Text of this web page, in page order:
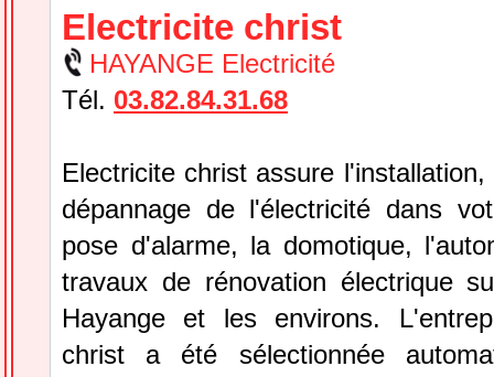
Electricite christ
HAYANGE Electricité
Tél. 03.82.84.31.68
Electricite christ assure
dépannage de l'électricité dans
pose d'alarme, la domotique,
travaux de rénovation électrique
Hayange et les environs.
christ a été sélectionnée